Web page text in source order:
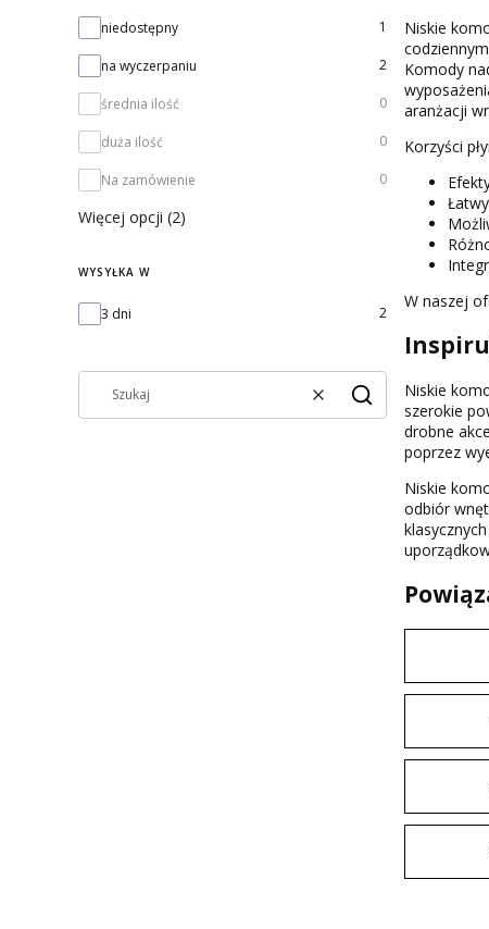
Dostępność
niedostępny 1
na wyczerpaniu 2
średnia ilość 0
duża ilość 0
Na zamówienie 0
Więcej opcji (2)
WYSYŁKA W
Wysyłka w
3 dni 2
WyczyśćSzukaj
Niskie
Komody
aranżacji
Korzyści
W naszej
Niskie
szerokie
drobne
poprzez
Niskie
odbiór